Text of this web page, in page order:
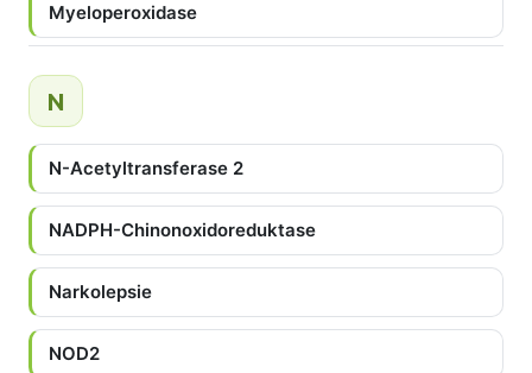
Myeloperoxidase
N
N-Acetyltransferase 2
NADPH-Chinonoxidoreduktase
Narkolepsie
NOD2